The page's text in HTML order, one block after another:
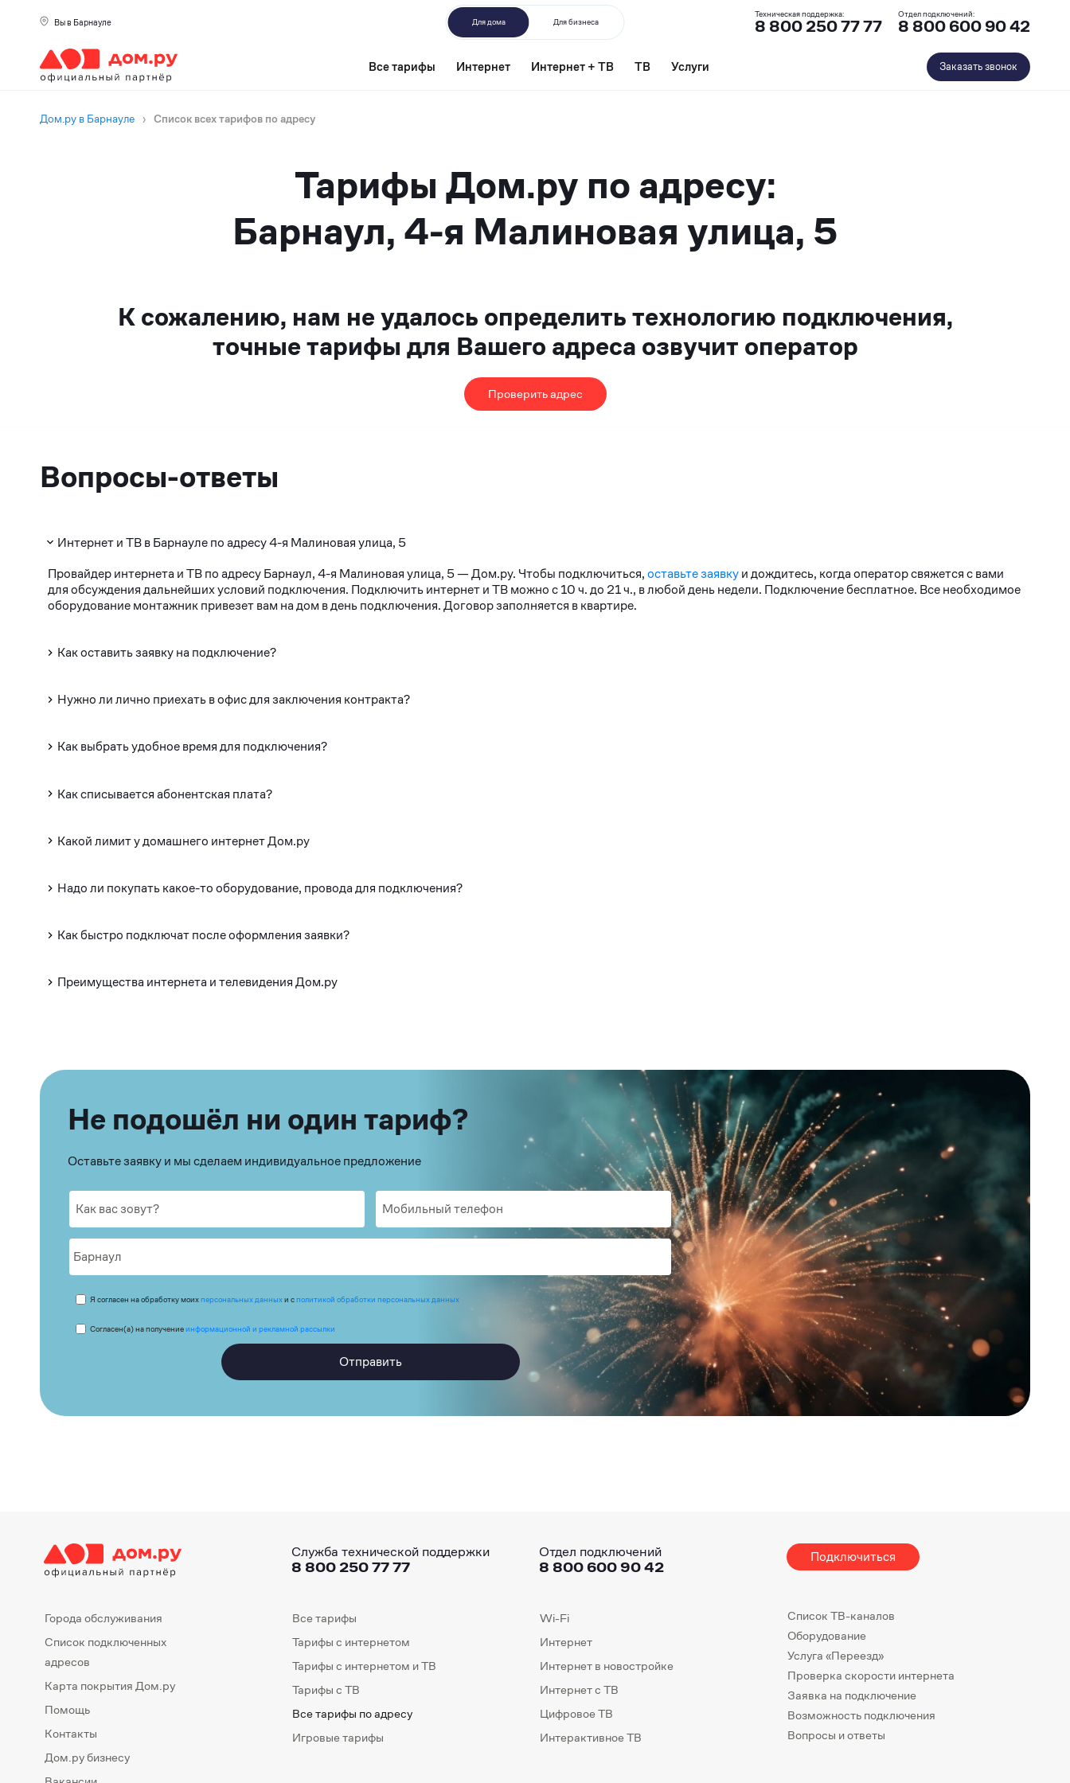
Вы в Барнауле Для дома Для бизнеса
Техническая поддержка:
8 800 250 77 77
Отдел подключений:
8 800 600 90 42
Все тарифы Интернет Интернет + ТВ ТВ Услуги Заказать звонок
Дом.ру в Барнауле › Список всех тарифов по адресу
Тарифы Дом.ру по адресу:
Барнаул, 4-я Малиновая улица, 5
К сожалению, нам не удалось определить технологию подключения,
точные тарифы для Вашего адреса озвучит оператор
Проверить адрес
Вопросы-ответы
Интернет и ТВ в Барнауле по адресу 4-я Малиновая улица, 5
Провайдер интернета и ТВ по адресу Барнаул, 4-я Малиновая улица, 5 — Дом.ру. Чтобы подключиться,оставьте заявкуи дождитесь, когда оператор свяжется с вами
для обсуждения дальнейших условий подключения. Подключить интернет и ТВ можно с 10 ч. до 21 ч., в любой день недели. Подключение бесплатное. Все необходимое
оборудование монтажник привезет вам на дом в день подключения. Договор заполняется в квартире.
Как оставить заявку на подключение?
Нужно ли лично приехать в офис для заключения контракта?
Как выбрать удобное время для подключения?
Как списывается абонентская плата?
Какой лимит у домашнего интернет Дом.ру
Надо ли покупать какое-то оборудование, провода для подключения?
Как быстро подключат после оформления заявки?
Преимущества интернета и телевидения Дом.ру
Не подошёл ни один тариф?
Оставьте заявку и мы сделаем индивидуальное предложение
Я согласен на обработку моихперсональных данныхи сполитикой обработки персональных данных
Согласен(а) на получениеинформационной и рекламной рассылки
Отправить
Служба технической поддержки
8 800 250 77 77
Отдел подключений
8 800 600 90 42
Подключиться
Города обслуживания
Список подключенных
адресов
Карта покрытия Дом.ру
Помощь
Контакты
Дом.ру бизнесу
Все тарифы
Тарифы с интернетом
Тарифы с интернетом и ТВ
Тарифы с ТВ
Все тарифы по адресу
Игровые тарифы
Wi-Fi
Интернет
Интернет в новостройке
Интернет с ТВ
Цифровое ТВ
Интерактивное ТВ
Список ТВ-каналов
Оборудование
Услуга «Переезд»
Проверка скорости интернета
Заявка на подключение
Возможность подключения
Вопросы и ответы